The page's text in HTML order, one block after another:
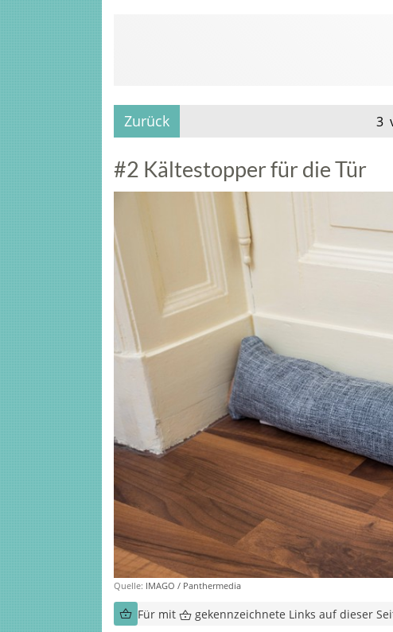
Zurück 3
#2 Kältestopper für die Tür
Quelle: IMAGO / Panthermedia
Für mit gekennzeichnete Links auf dieser